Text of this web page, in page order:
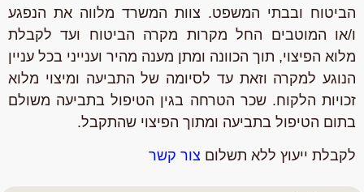
הביטוח ובבתי המשפט. צוות המשרד מלווה את הנפגע
ו/או המוטבים החל מקרות מקרה הביטוח ועד לקבלת
מלוא הפיצוי, תוך הכוונה ומתן מענה מהיר וענייני בכל עניין
הנוגע למקרה וזאת עד לסיומה של התביעה ומיצוי מלוא
זכויות הלקוח. שכר הטרחה בגין הטיפול בתביעה משולם
בתום הטיפול בתביעה ומתוך הפיצוי שהתקבל.
לקבלת ייעוץ ללא תשלום צור קשר